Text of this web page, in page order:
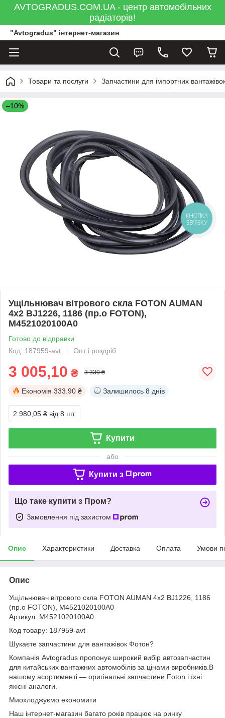
AVTOGRADUS.COM.UA - центр автомобільних
радіаторів!
"Avtogradus" інтернет-магазин
Товари та послуги Запчастини для імпортних
–10%
Ущільнювач вітрового скла FOTON AUMAN
4х2 BJ1226, 1186 (пр.о FOTON),
M4521020100A0
Готово до відправки
Код: 187959-avt
Опт і роздріб
3 005,10 ₴ 3 339 ₴
Економія 333.90 ₴ Залишилось 8 днів
2 980,05 ₴ від 8 шт.
Купити
або
Купити з
Що таке купити з Пром?
Замовлення під захистом
Опис Характеристики Доставка Оплата Умови
Опис
Ущільнювач вітрового скла FOTON AUMAN 4х2 BJ1226, 1186
(пр.о FOTON), M4521020100A0
Артикул: M4521020100A0
Код товару: 187959-avt
Шукаєте запчастини для вантажівок Фотон?
Компанія Avtogradus пропонує широкий вибір автозапчастин
для китайських вантажних автомобілів за цінами виробників.В
нашому асортименті — оригінальні запчастини Foton і їхні
якісні аналоги.
Миохлоджуємо економити
Наш інтернет-магазин багато років працює на ринку
КНОПКА
ЗВ'ЯЗКУ